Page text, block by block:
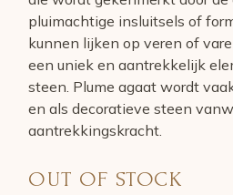
pluimachtige insluitsels of
kunnen lijken op veren of
een uniek en aantrekkelijk
steen. Plume agaat wordt
en als decoratieve steen
aantrekkingskracht.
OUT OF STOCK